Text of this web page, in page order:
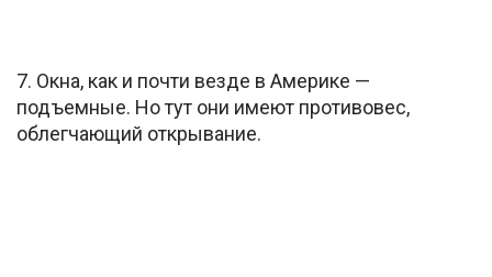
7. Окна, как и почти везде в Америке —
подъемные. Но тут они имеют противовес,
облегчающий открывание.